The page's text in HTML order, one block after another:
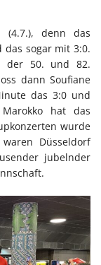
(4.7.), denn das
das sogar mit 3:0.
der 50. und 82.
dann Soufiane
das 3:0 und
hat das
wurde
Düsseldorf
jubelnder